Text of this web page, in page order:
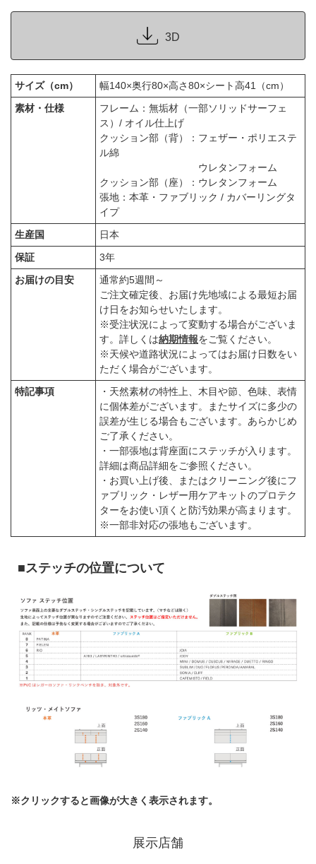
3D
サイズ（cm）
幅140×奥行80×高さ80×シート高41（cm）
素材・仕様
フレーム：無垢材（一部ソリッドサーフェ
ス）/ オイル仕上げ
クッション部（背）：フェザー・ポリエステ
ル綿
ウレタンフォーム
クッション部（座）：ウレタンフォーム
張地：本革・ファブリック / カバーリングタ
イプ
生産国
日本
保証
3年
お届けの目安
通常約5週間～
ご注文確定後、お届け先地域による最短お届
け日をお知らせいたします。
※受注状況によって変動する場合がございま
す。詳しくは納期情報をご覧ください。
※天候や道路状況によってはお届け日数をい
ただく場合がございます。
特記事項
・天然素材の特性上、木目や節、色味、表情
に個体差がございます。またサイズに多少の
誤差が生じる場合もございます。あらかじめ
ご了承ください。
・一部張地は背座面にステッチが入ります。
詳細は商品詳細をご参照ください。
・お買い上げ後、またはクリーニング後にフ
ァブリック・レザー用ケアキットのプロテク
ターをお使い頂くと防汚効果が高まります。
※一部非対応の張地もございます。
■ステッチの位置について
※クリックすると画像が大きく表示されます。
展示店舗